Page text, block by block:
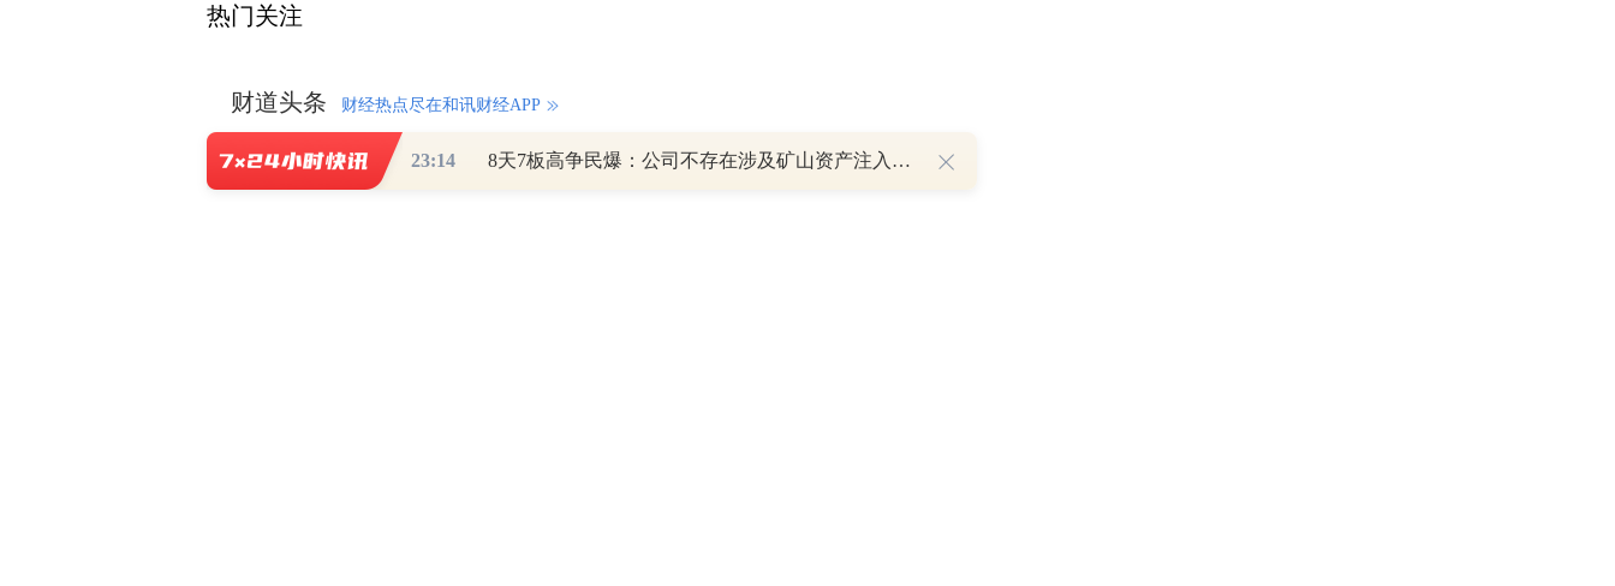
热门关注
财道头条 财经热点尽在和讯财经APP
23:14 8天7板高争民爆：公司不存在涉及矿山资产注入和重大资产重组的具体计划